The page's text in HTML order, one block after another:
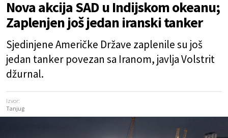
Nova akcija SAD u Indijskom okeanu;
Zaplenjen još jedan iranski tanker
Sjedinjene Američke Države zaplenile su još
jedan tanker povezan sa Iranom, javlja Volstrit
džurnal.
Izvor:
Tanjug